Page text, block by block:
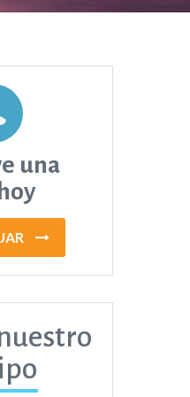
una